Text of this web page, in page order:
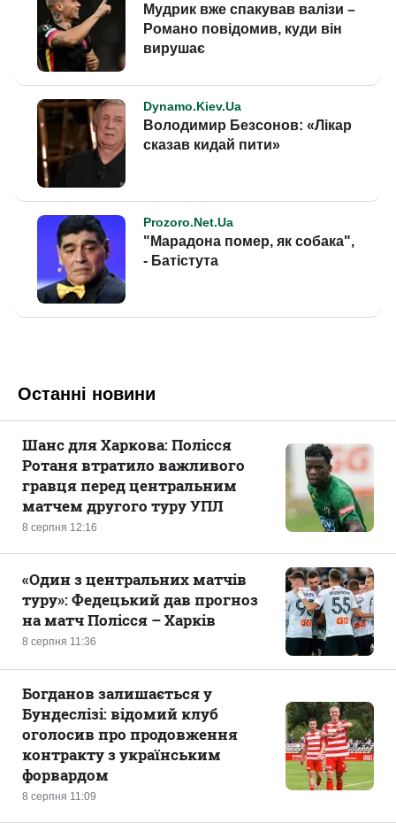
Останні новини
8 серпня 12:16
Шанс для Харкова: Полісся
Ротаня втратило важливого
гравця перед центральним
матчем другого туру УПЛ
8 серпня 11:36
«Один з центральних матчів
туру»: Федецький дав прогноз
на матч Полісся – Харків
8 серпня 11:09
Богданов залишається у
Бундеслізі: відомий клуб
оголосив про продовження
контракту з українським
форвардом